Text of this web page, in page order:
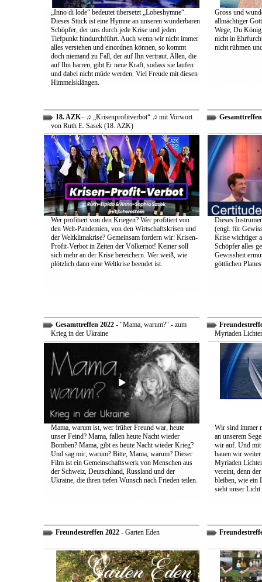
„Inno di lode“ bedeutet übersetzt „Lobeshymne“.
Dieses Stück ist eine Hymne an unseren wunderbaren
Schöpfer, der uns durch jede Krise und jeden
Tiefpunkt hindurchführt. Auch wenn wir nicht immer
alles verstehen und einordnen können, so kommt
doch niemand zu Fall, der auf Ihn vertraut. Allen, die
auf Ihn harren, gibt Er neue Kraft, sodass sie laufen
und dabei nicht müde werden. Viel Freude mit diesen
Himmelsklängen.
Gross und
allmächtiger
Wege, Du
nicht in
nicht rühmen
18. AZK– ♫ „Krisenprofitverbot“ ♫ mit Vorwort
von Ruth E. Sasek (18. AZK)
Wer profitiert von den Kriegen? Wer profitiert von
den Welt-Pandemien, von den Wirtschaftskrisen und
der Weltklimakrise? Gemeinsam fordern wir: Krisen-
Profit-Verbot in Zeiten der Völkernot! Keiner soll
sich mehr an der Krise bereichern. Wer weiß, wie
plötzlich dann eine Weltkrise beendet ist.
Dieses
(engl. für
Krise wichtiger
Schöpfer alles
Gewissheit
göttlichen
Gesamttreffen 2022- "Mama, warum?" - zum
Krieg in der Ukraine
Mama, warum ist, wer früher Freund war, heute
unser Feind? Mama, fallen heute Nacht wieder
Bomben? Mama, gibt es heute Nacht wieder Krieg?
Und sag mir, warum? Bitte, Mama, warum? Dieser
Film ist ein Gemeinschaftswerk von Menschen aus
der Schweiz, Deutschland, Russland und der
Ukraine, die ihren tiefen Wunsch nach Frieden teilen.
Myriaden
Wir sind immer
an unserem
wir auf. Und mit
bauen wir
Myriaden
vereint, denn
bleiben, wie ein
sieht unser
Freundestreffen 2022- Garten Eden